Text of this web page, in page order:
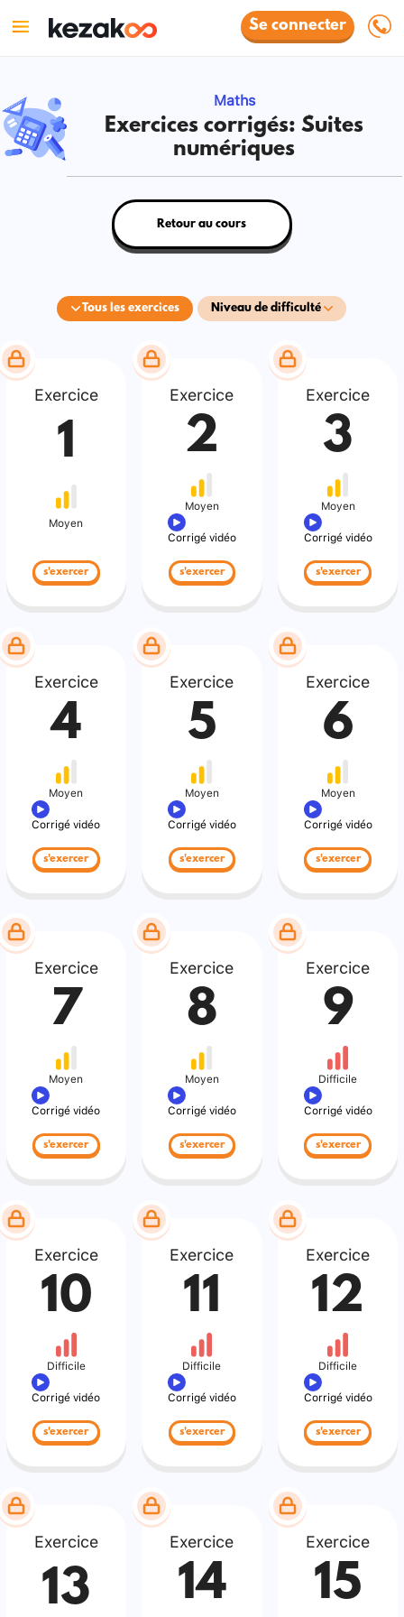
Se connecter
Maths
Exercices corrigés: Suites
numériques
Tous les exercices Niveau de difficulté
Retour au cours
Exercice
1
Moyen
s'exercer
Exercice
2
Moyen
Corrigé vidéo
s'exercer
Exercice
3
Moyen
Corrigé vidéo
s'exercer
Exercice
4
Moyen
Corrigé vidéo
s'exercer
Exercice
5
Moyen
Corrigé vidéo
s'exercer
Exercice
6
Moyen
Corrigé vidéo
s'exercer
Exercice
7
Moyen
Corrigé vidéo
s'exercer
Exercice
8
Moyen
Corrigé vidéo
s'exercer
Exercice
9
Difficile
Corrigé vidéo
s'exercer
Exercice
10
Difficile
Corrigé vidéo
s'exercer
Exercice
11
Difficile
Corrigé vidéo
s'exercer
Exercice
12
Difficile
Corrigé vidéo
s'exercer
Exercice
13
Exercice
14
Exercice
15